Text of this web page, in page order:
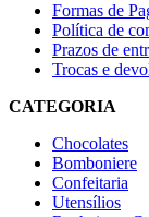
Formas de
Política de
Prazos de
Trocas e
CATEGORIA
Chocolates
Bomboniere
Confeitaria
Utensílios